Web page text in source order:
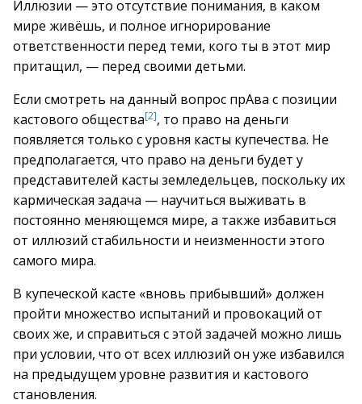
Иллюзии — это отсутствие понимания, в каком
мире живёшь, и полное игнорирование
ответственности перед теми, кого ты в этот мир
притащил, — перед своими детьми.
Если смотреть на данный вопрос прАва с позиции
кастового общества[2], то право на деньги
появляется только с уровня касты купечества. Не
предполагается, что право на деньги будет у
представителей касты земледельцев, поскольку их
кармическая задача — научиться выживать в
постоянно меняющемся мире, а также избавиться
от иллюзий стабильности и неизменности этого
самого мира.
В купеческой касте «вновь прибывший» должен
пройти множество испытаний и провокаций от
своих же, и справиться с этой задачей можно лишь
при условии, что от всех иллюзий он уже избавился
на предыдущем уровне развития и кастового
становления.